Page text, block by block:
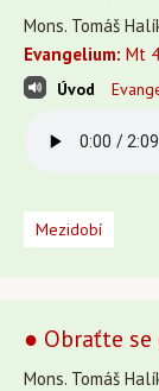
Mons. Tomáš
Evangelium: Mt
Úvod
Mezidobí
● Obraťte
Mons. Tomáš